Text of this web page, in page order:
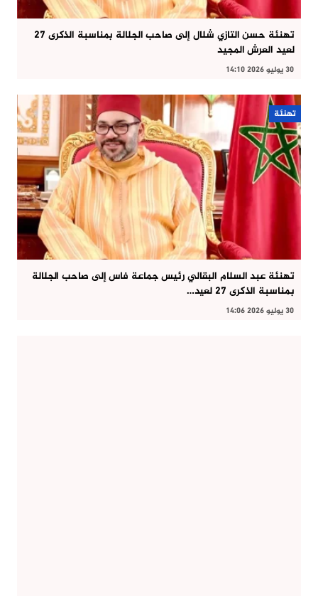
تهنئة حسن التازي شلال إلى صاحب الجلالة بمناسبة الذكرى 27
لعيد العرش المجيد
30 يوليو 2026 14:10
تهنئة
تهنئة عبد السلام البقالي رئيس جماعة فاس إلى صاحب الجلالة
بمناسبة الذكرى 27 لعيد…
30 يوليو 2026 14:06